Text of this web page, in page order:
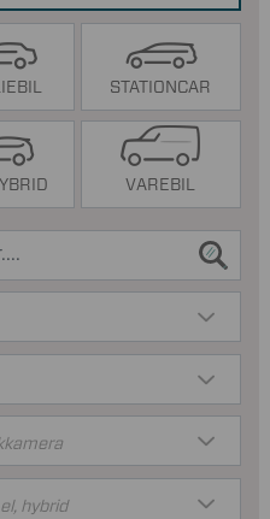
STATIONCAR
VAREBIL
el, hybrid